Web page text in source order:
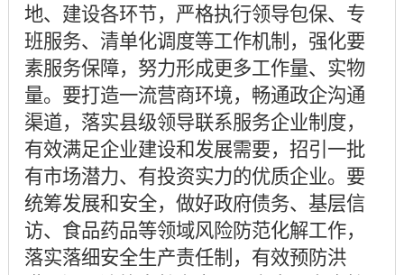
地、建设各环节，严格执行领导包保、专
班服务、清单化调度等工作机制，强化要
素服务保障，努力形成更多工作量、实物
量。要打造一流营商环境，畅通政企沟通
渠道，落实县级领导联系服务企业制度，
有效满足企业建设和发展需要，招引一批
有市场潜力、有投资实力的优质企业。要
统筹发展和安全，做好政府债务、基层信
访、食品药品等领域风险防范化解工作，
落实落细安全生产责任制，有效预防洪